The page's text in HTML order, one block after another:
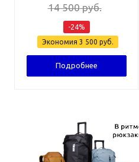
14 500руб.
-24%
Экономия 3 500 руб.
Подробнее